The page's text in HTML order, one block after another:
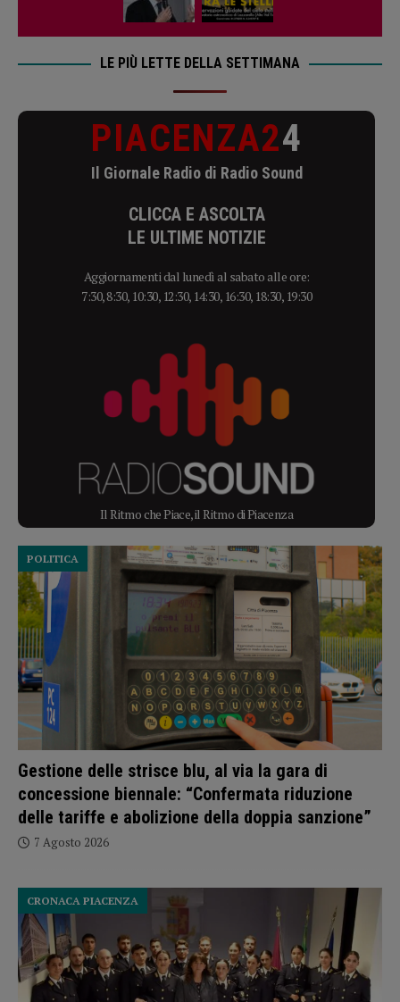
LE PIÙ LETTE DELLA SETTIMANA
PIACENZA24
Il Giornale Radio di Radio Sound
CLICCA E ASCOLTA
LE ULTIME NOTIZIE
Aggiornamenti dal lunedì al sabato alle ore:
7:30, 8:30, 10:30, 12:30, 14:30, 16:30, 18:30, 19:30
Il Ritmo che Piace, il Ritmo di Piacenza
Gestione delle strisce blu, al via la gara di
concessione biennale: “Confermata riduzione
delle tariffe e abolizione della doppia sanzione”
POLITICA
7 Agosto 2026
CRONACA PIACENZA